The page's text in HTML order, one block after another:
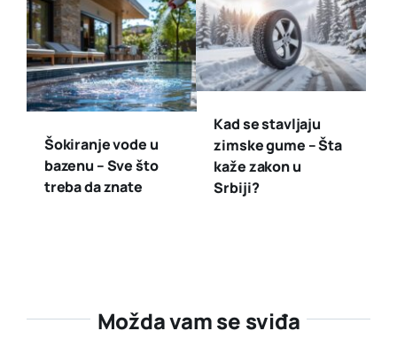
Šokiranje vode u
bazenu – Sve što
treba da znate
Kad se stavljaju
zimske gume – Šta
kaže zakon u
Srbiji?
Možda vam se sviđa